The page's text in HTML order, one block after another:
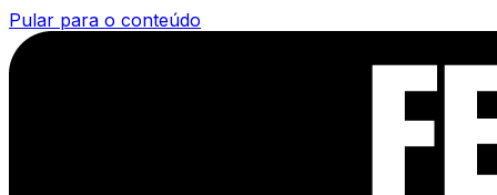
Pular para o conteúdo